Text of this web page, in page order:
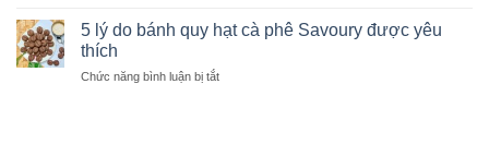
giữ
vị
hạt
cà
chất
vị
cà
5 lý do bánh quy hạt cà phê Savoury được yêu
thích
Chức năng bình luận bị tắtở